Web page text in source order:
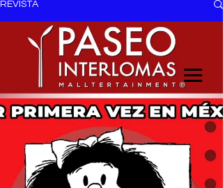
EL TRENDY TOP
CON EDDY MARTINEZ
REVISTA